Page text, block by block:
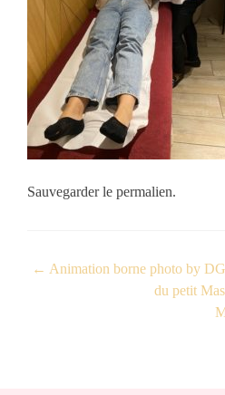
Sauvegarder le permalien.
← Animation borne photo by
du petit